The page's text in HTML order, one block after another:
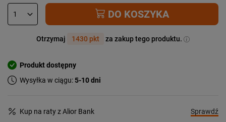
DO KOSZYKA
Otrzymaj 1430 pkt za zakup tego produktu.
Produkt dostępny
Wysyłka w ciągu:5-10 dni
Kup na raty z Alior Bank
Sprawdź